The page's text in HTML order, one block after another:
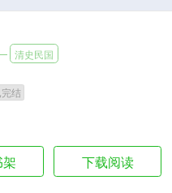
清史民国
结
下载阅读